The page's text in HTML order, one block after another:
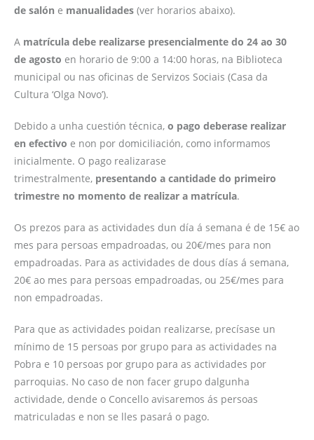
de salón e manualidades (ver horarios abaixo).
A matrícula debe realizarse presencialmente do 24 ao 30
de agosto en horario de 9:00 a 14:00 horas, na Biblioteca
municipal ou nas oficinas de Servizos Sociais (Casa da
Cultura ‘Olga Novo’).
Debido a unha cuestión técnica, o pago deberase realizar
en efectivo e non por domiciliación, como informamos
inicialmente. O pago realizarase
trimestralmente, presentando a cantidade do primeiro
trimestre no momento de realizar a matrícula.
Os prezos para as actividades dun día á semana é de 15€ ao
mes para persoas empadroadas, ou 20€/mes para non
empadroadas. Para as actividades de dous días á semana,
20€ ao mes para persoas empadroadas, ou 25€/mes para
non empadroadas.
Para que as actividades poidan realizarse, precísase un
mínimo de 15 persoas por grupo para as actividades na
Pobra e 10 persoas por grupo para as actividades por
parroquias. No caso de non facer grupo dalgunha
actividade, dende o Concello avisaremos ás persoas
matriculadas e non se lles pasará o pago.